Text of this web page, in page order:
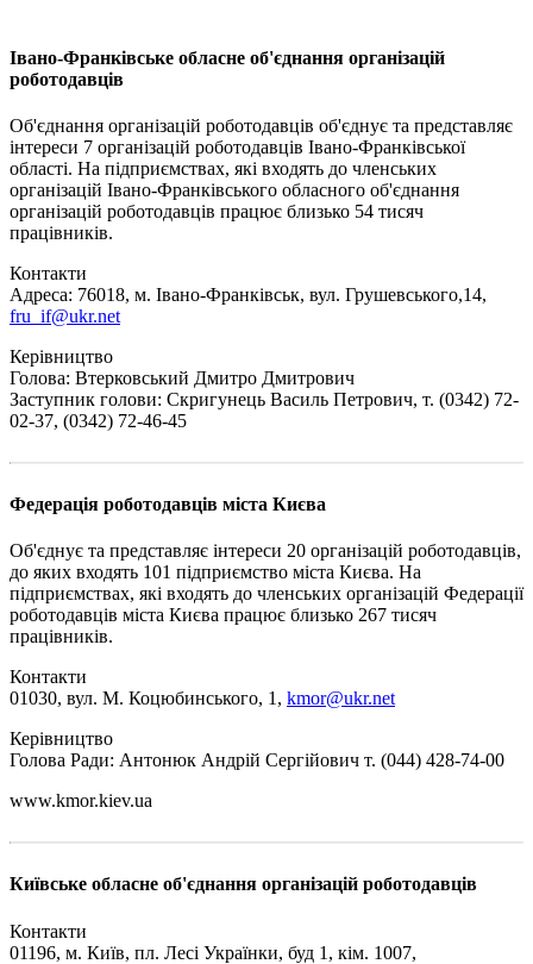
Івано-Франківське обласне об'єднання організацій
роботодавців
Об'єднання організацій роботодавців об'єднує та представляє
інтереси 7 організацій роботодавців Івано-Франківської
області. На підприємствах, які входять до членських
організацій Івано-Франківського обласного об'єднання
організацій роботодавців працює близько 54 тисяч
працівників.
Контакти
Адреса: 76018, м. Івано-Франківськ, вул. Грушевського,14,
fru_if@ukr.net
Керівництво
Голова: Втерковський Дмитро Дмитрович
Заступник голови: Скригунець Василь Петрович, т. (0342) 72-
02-37, (0342) 72-46-45
Федерація роботодавців міста Києва
Об'єднує та представляє інтереси 20 організацій роботодавців,
до яких входять 101 підприємство міста Києва. На
підприємствах, які входять до членських організацій Федерації
роботодавців міста Києва працює близько 267 тисяч
працівників.
Контакти
01030, вул. М. Коцюбинського, 1, kmor@ukr.net
Керівництво
Голова Ради: Антонюк Андрій Сергійович т. (044) 428-74-00
www.kmor.kiev.ua
Київське обласне об'єднання організацій роботодавців
Контакти
01196, м. Київ, пл. Лесі Українки, буд 1, кім. 1007,